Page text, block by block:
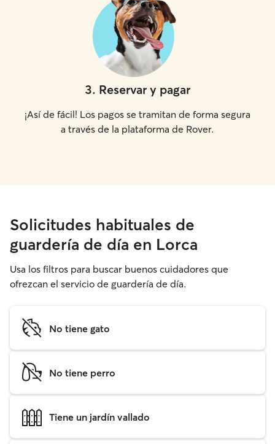
3. Reservar y pagar
¡Así de fácil! Los pagos se tramitan de forma segura
a través de la plataforma de Rover.
Solicitudes habituales de
guardería de día en Lorca
Usa los filtros para buscar buenos cuidadores que
ofrezcan el servicio de guardería de día.
No tiene gato
No tiene perro
Tiene un jardín vallado